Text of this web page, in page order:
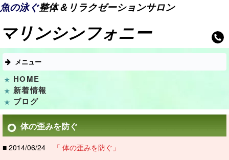
魚の泳ぐ整体＆リラクゼーションサロン
マリンシンフォニー
メニュー
HOME
新着情報
ブログ
体の歪みを防ぐ
■ 2014/06/24
「 体の歪みを防ぐ」